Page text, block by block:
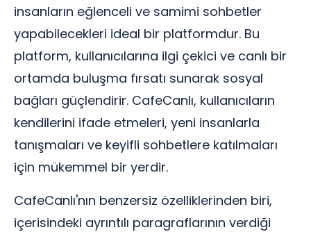
insanların eğlenceli ve samimi sohbetler
yapabilecekleri ideal bir platformdur. Bu
platform, kullanıcılarına ilgi çekici ve canlı bir
ortamda buluşma fırsatı sunarak sosyal
bağları güçlendirir. CafeCanlı, kullanıcıların
kendilerini ifade etmeleri, yeni insanlarla
tanışmaları ve keyifli sohbetlere katılmaları
için mükemmel bir yerdir.
CafeCanlı'nın benzersiz özelliklerinden biri,
içerisindeki ayrıntılı paragraflarının verdiği